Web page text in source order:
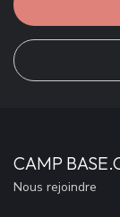
CAMP
Nous rejoindre